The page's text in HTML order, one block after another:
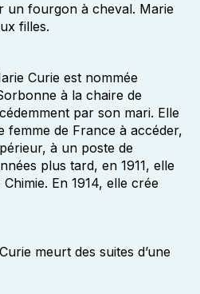
un fourgon à cheval. Marie
filles.
Curie est nommée
à la chaire de
par son mari. Elle
femme de France à accéder,
à un poste de
plus tard, en 1911, elle
En 1914, elle crée
meurt des suites d’une